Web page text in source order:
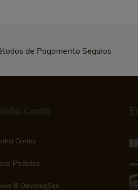
de Pagamento Seguros
Conta
Conta
Pedidos
& Devoluções